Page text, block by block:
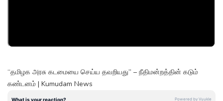
“தமிழக அரசு கடமையை செய்ய தவறியது” – நீதிமன்றத்தின் கடும்
கண்டனம் | Kumudam News